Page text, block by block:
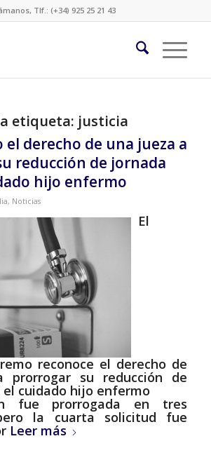
Tlf.: (+34) 925 25 21 43
etiqueta: justicia
el derecho de una jueza a
reducción de jornada
hijo enfermo
, Noticias
El
reconoce el derecho de
prorrogar su reducción de
cuidado hijo enfermo
fue prorrogada en tres
la cuarta solicitud fue
Leer más